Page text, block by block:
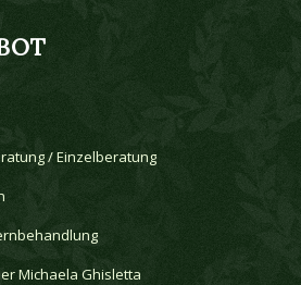
/ Einzelberatung
Michaela Ghisletta